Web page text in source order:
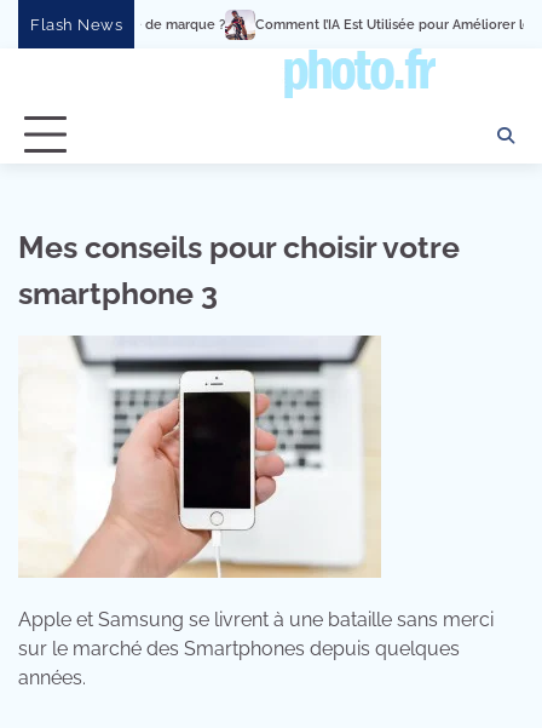
Flash News
en expérience de marque ? Comment l’IA Est Utilisée pour Améliorer les
Mes conseils pour choisir votre
smartphone 3
Apple et Samsung se livrent à une bataille sans merci
sur le marché des Smartphones depuis quelques
années.